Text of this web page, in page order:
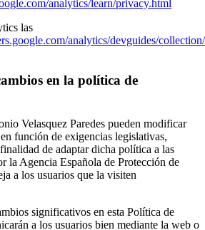
analytics/learn/privacy.html
las
analytics/devguides/
en la política de
Velasquez Paredes pueden modificar
función de exigencias legislativas,
de adaptar dicha política a las
la Agencia Española de Protección de
a los usuarios que la visiten
significativos en esta Política de
a los usuarios bien mediante la web o